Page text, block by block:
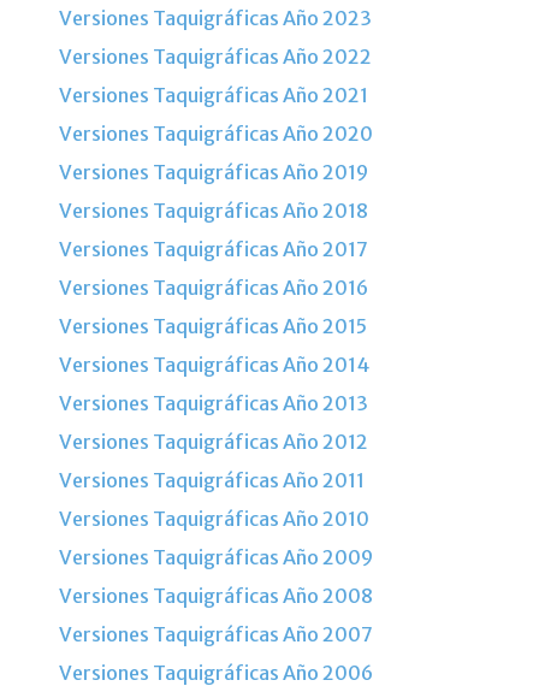
Versiones Taquigráficas Año 2023
Versiones Taquigráficas Año 2022
Versiones Taquigráficas Año 2021
Versiones Taquigráficas Año 2020
Versiones Taquigráficas Año 2019
Versiones Taquigráficas Año 2018
Versiones Taquigráficas Año 2017
Versiones Taquigráficas Año 2016
Versiones Taquigráficas Año 2015
Versiones Taquigráficas Año 2014
Versiones Taquigráficas Año 2013
Versiones Taquigráficas Año 2012
Versiones Taquigráficas Año 2011
Versiones Taquigráficas Año 2010
Versiones Taquigráficas Año 2009
Versiones Taquigráficas Año 2008
Versiones Taquigráficas Año 2007
Versiones Taquigráficas Año 2006